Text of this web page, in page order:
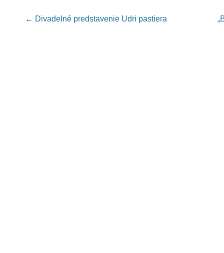
Post navigation
← Divadelné predstavenie Udri pastiera